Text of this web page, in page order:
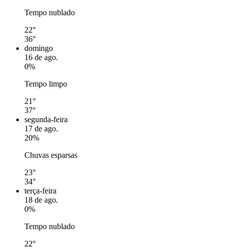
Tempo nublado
22°
36°
domingo
16 de ago.
0%
Tempo limpo
21°
37°
segunda-feira
17 de ago.
20%
Chuvas esparsas
23°
34°
terça-feira
18 de ago.
0%
Tempo nublado
22°